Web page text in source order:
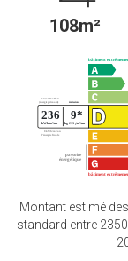
108m²
Montant estimé
standard entre